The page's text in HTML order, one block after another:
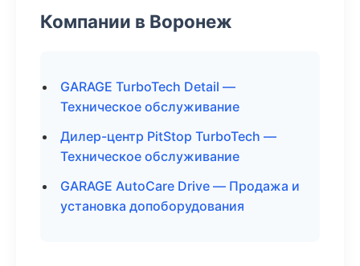
Компании в Воронеж
GARAGE TurboTech Detail —
Техническое обслуживание
Дилер-центр PitStop TurboTech —
Техническое обслуживание
GARAGE AutoCare Drive — Продажа и
установка допоборудования